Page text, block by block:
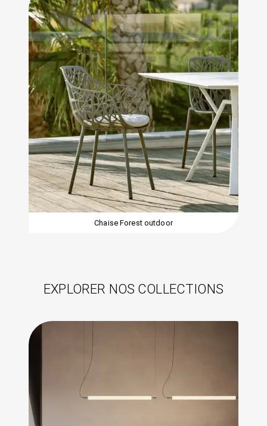
Chaise Forest outdoor
EXPLORER NOS COLLECTIONS